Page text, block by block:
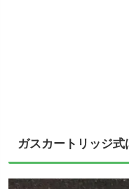
ガスカートリッジ